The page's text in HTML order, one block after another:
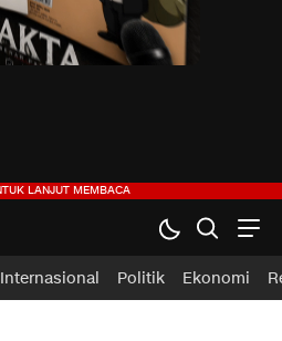
Internasional Politik Ekonomi